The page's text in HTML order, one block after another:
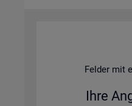
Fel­der mit
Ihre